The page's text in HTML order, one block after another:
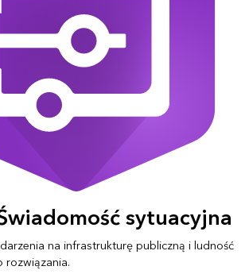
sytuacyjna
na infrastrukturę publiczną i ludność